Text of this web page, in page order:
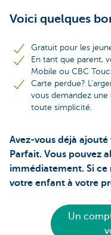
Voici quelques
Gratuit pour les
En tant que parent,
Mobile ou CBC
Carte perdue?
vous demandez
toute simplicité.
Avez-vous déjà
Parfait. Vous pouvez
immédiatement. Si ce
votre enfant à votre
Un